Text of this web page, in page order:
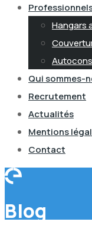
Hangars
Qui sommes-
Recrutement
Actualités
Mentions
Contact
Blog